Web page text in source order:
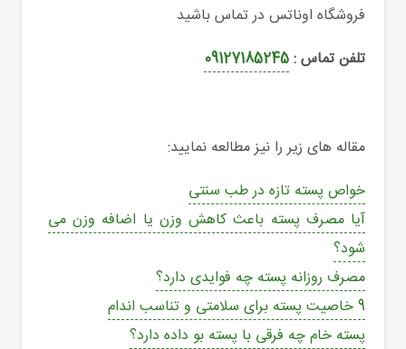
فروشگاه اوناتس در تماس باشید
تلفن تماس :09127185245
مقاله های زیر را نیز مطالعه نمایید:
خواص پسته تازه در طب سنتی
آیا مصرف پسته باعث کاهش وزن یا اضافه وزن می
شود؟
مصرف روزانه پسته چه فوایدی دارد؟
9 خاصیت پسته برای سلامتی و تناسب اندام
پسته خام چه فرقی با پسته بو داده دارد؟